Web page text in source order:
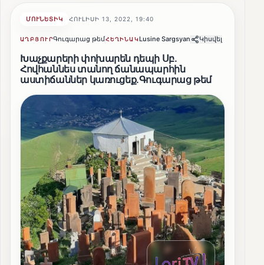
ՄՈՒՆԵՏԻԿ ՀՈՒԼԻՍԻ 13, 2022, 19:40
ԱՂԲՅՈՒՐԳուգարաց թեմՀԵՂԻՆԱԿLusine Sargsyan Կիսվել
Խաչքարերի փոխարեն դեպի Սբ.
Հովհաննես տանող ճանապարհին
աստիճաններ կառուցեք.Գուգարաց թեմ